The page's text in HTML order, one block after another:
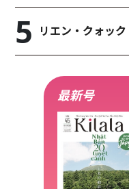
リエン・クォッ
最新号